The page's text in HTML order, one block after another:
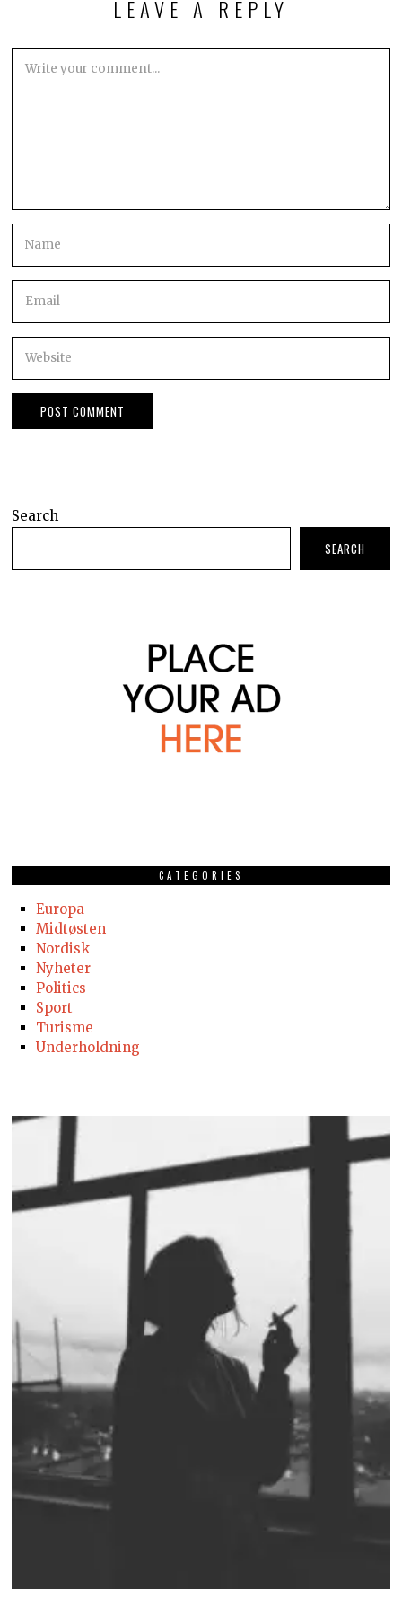
LEAVE A REPLY
Search
SEARCH
CATEGORIES
Europa
Midtøsten
Nordisk
Nyheter
Politics
Sport
Turisme
Underholdning